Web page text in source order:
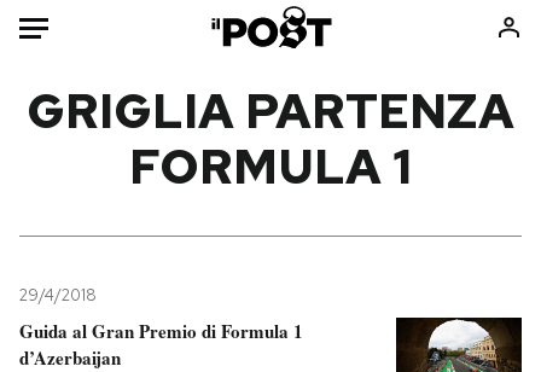
Mondo
Tecnologia
Internet
Libri
GRIGLIA PARTENZA
FORMULA 1
29/4/2018
Guida al Gran Premio di Formula 1
d’Azerbaijan